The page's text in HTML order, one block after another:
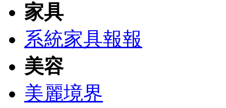
家具
系統家具報報
美容
美麗境界